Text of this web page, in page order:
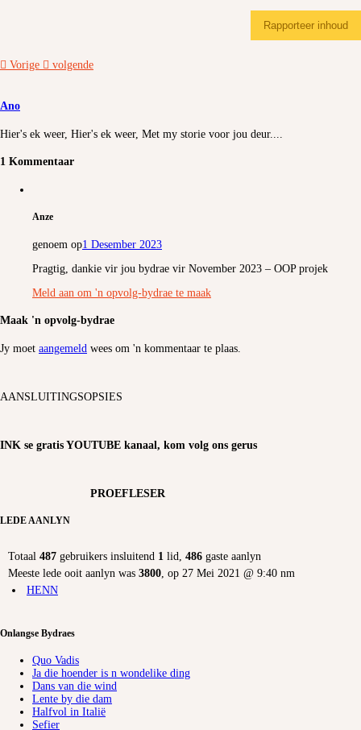
Rapporteer inhoud
Vorige volgende
Ano
Hier's ek weer, Hier's ek weer, Met my storie voor jou deur....
1 Kommentaar
Anze
genoem op1 Desember 2023
Pragtig, dankie vir jou bydrae vir November 2023 – OOP projek
Meld aan om 'n opvolg-bydrae te maak
Maak 'n opvolg-bydrae
Jy moet aangemeld wees om 'n kommentaar te plaas.
AANSLUITINGSOPSIES
INK se gratis YOUTUBE kanaal, kom volg ons gerus
PROEFLESER
LEDE AANLYN
Totaal 487 gebruikers insluitend 1 lid, 486 gaste aanlyn
Meeste lede ooit aanlyn was 3800 , op 27 Mei 2021 @ 9:40 nm
HENN
Onlangse Bydraes
Quo Vadis
Ja die hoender is n wondelike ding
Dans van die wind
Lente by die dam
Halfvol in Italië
Sefier